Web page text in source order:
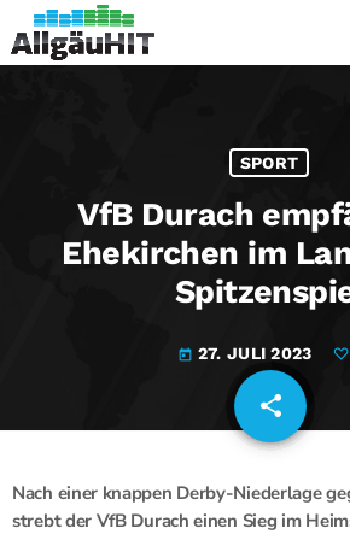
SPORT
VfB Durach
Ehekirchen im
today 27. JULI 2023
share
email
Nach einer knappen Derby-Niederlage
strebt der VfB Durach einen Sieg im